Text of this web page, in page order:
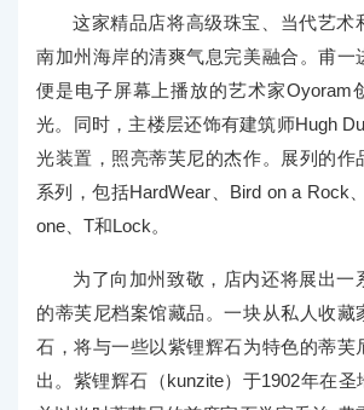
这家精品店将高级珠宝、当代艺术
南加州海岸的清爽气息完美融合。甫一
便是电子屏幕上播放的艺术家Oyoram
光。同时，主楼层还饰有建筑师Hugh
光装置，照亮蒂芙尼的杰作。展列的作
系列，包括HardWear、Bird on a Rock
one、T和Lock。
为了向加州致敬，店内还将展出一
的蒂芙尼档案馆藏品。一块从私人收藏
石，将与一些以紫锂辉石为特色的蒂芙
出。紫锂辉石（kunzite）于1902年在圣